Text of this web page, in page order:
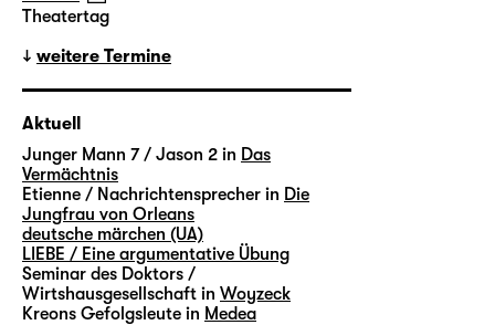
Theatertag
weitere Termine
Aktuell
Junger Mann 7 / Jason 2 in Das
Vermächtnis
Etienne / Nachrichtensprecher in Die
Jungfrau von Orleans
deutsche märchen (UA)
LIEBE / Eine argumentative Übung
Seminar des Doktors /
Wirtshausgesellschaft in Woyzeck
Kreons Gefolgsleute in Medea